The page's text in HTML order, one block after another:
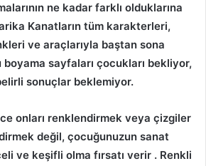
ne kadar farklı olduklarına
Kanatların tüm karakterleri,
ve araçlarıyla baştan sona
sayfaları çocukları bekliyor,
sonuçlar beklemiyor.
onları renklendirmek veya çizgiler
değil, çocuğunuzun sanat
ve keşifli olma fırsatı verir . Renkli